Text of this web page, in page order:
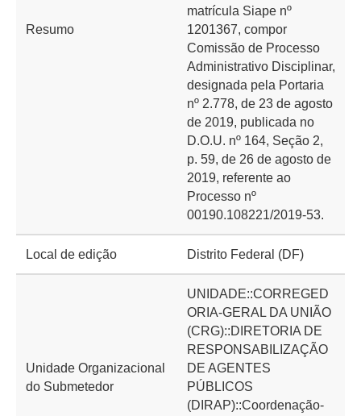
Resumo
matrícula Siape nº
1201367, compor
Comissão de Processo
Administrativo Disciplinar,
designada pela Portaria
nº 2.778, de 23 de agosto
de 2019, publicada no
D.O.U. nº 164, Seção 2,
p. 59, de 26 de agosto de
2019, referente ao
Processo nº
00190.108221/2019-53.
Local de edição Distrito Federal (DF)
Unidade Organizacional
do Submetedor
UNIDADE::CORREGED
ORIA-GERAL DA UNIÃO
(CRG)::DIRETORIA DE
RESPONSABILIZAÇÃO
DE AGENTES
PÚBLICOS
(DIRAP)::Coordenação-